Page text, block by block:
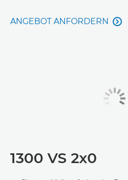
ANGEBOT ANFORDERN 
1300 VS 2x0